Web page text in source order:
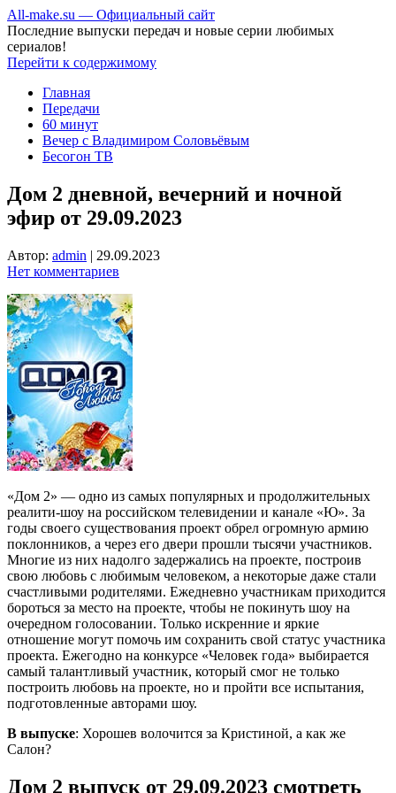
All-make.su — Официальный сайт
Последние выпуски передач и новые серии любимых
сериалов!
Перейти к содержимому
Главная
Передачи
60 минут
Вечер с Владимиром Соловьёвым
Бесогон ТВ
Дом 2 дневной, вечерний и ночной
эфир от 29.09.2023
Автор: admin | 29.09.2023
Нет комментариев
«Дом 2» — одно из самых популярных и продолжительных
реалити-шоу на российском телевидении и канале «Ю». За
годы своего существования проект обрел огромную армию
поклонников, а через его двери прошли тысячи участников.
Многие из них надолго задержались на проекте, построив
свою любовь с любимым человеком, а некоторые даже стали
счастливыми родителями. Ежедневно участникам приходится
бороться за место на проекте, чтобы не покинуть шоу на
очередном голосовании. Только искренние и яркие
отношение могут помочь им сохранить свой статус участника
проекта. Ежегодно на конкурсе «Человек года» выбирается
самый талантливый участник, который смог не только
построить любовь на проекте, но и пройти все испытания,
подготовленные авторами шоу.
В выпуске: Хорошев волочится за Кристиной, а как же
Салон?
Дом 2 выпуск от 29.09.2023 смотреть